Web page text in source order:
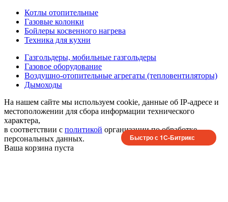
Котлы отопительные
Газовые колонки
Бойлеры косвенного нагрева
Техника для кухни
Газгольдеры, мобильные газгольдеры
Газовое оборудование
Воздушно-отопительные агрегаты (тепловентиляторы)
Дымоходы
На нашем сайте мы используем cookie, данные об IP-адресе и
местоположении для сбора информации технического
характера,
в соответствии с политикой организации по обработке
персональных данных.
Ваша корзина пуста
Быстро с 1С-Битрикс